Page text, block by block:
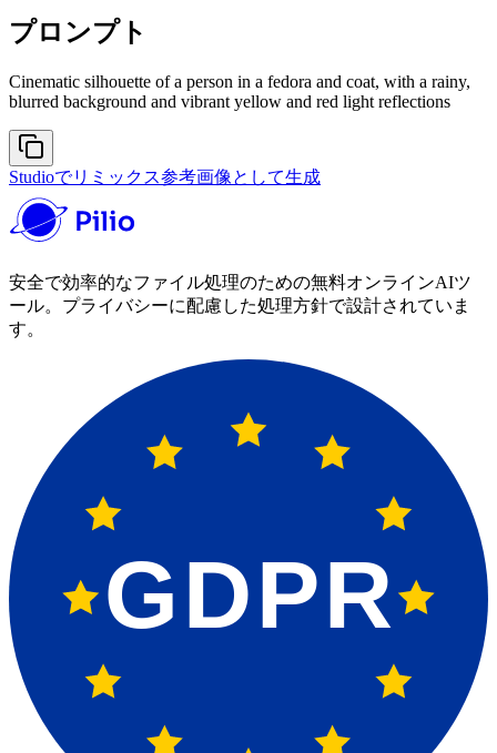
プロンプト
Cinematic silhouette of a person in a fedora and coat, with a rainy,
blurred background and vibrant yellow and red light reflections
Studioでリミックス参考画像として生成
安全で効率的なファイル処理のための無料オンラインAIツ
ール。プライバシーに配慮した処理方針で設計されていま
す。
GDPR